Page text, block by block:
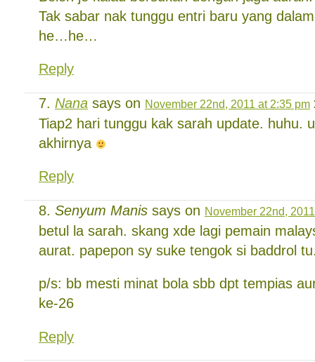
Tak sabar nak tunggu entri baru yang
he…he…
Reply
Nana says on November 22nd, 2011 at 2:35 pm
Tiap2 hari tunggu kak sarah update. huhu.
akhirnya
Reply
Senyum Manis says on November 22nd,
betul la sarah. skang xde lagi pemain
aurat. papepon sy suke tengok si baddrol
p/s: bb mesti minat bola sbb dpt tempias
ke-26
Reply